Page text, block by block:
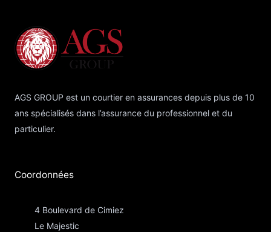
AGS GROUP est un courtier en assurances depuis plus de 10
ans spécialisés dans l’assurance du professionnel et du
particulier.
Coordonnées​
4 Boulevard de Cimiez
Le Majestic